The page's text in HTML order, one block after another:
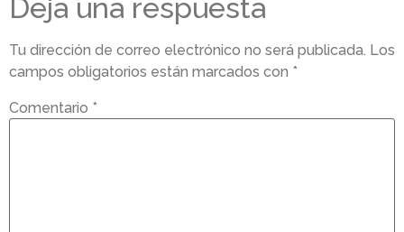
Deja una respuesta
Tu dirección de correo electrónico no será publicada. Los
campos obligatorios están marcados con *
Comentario *